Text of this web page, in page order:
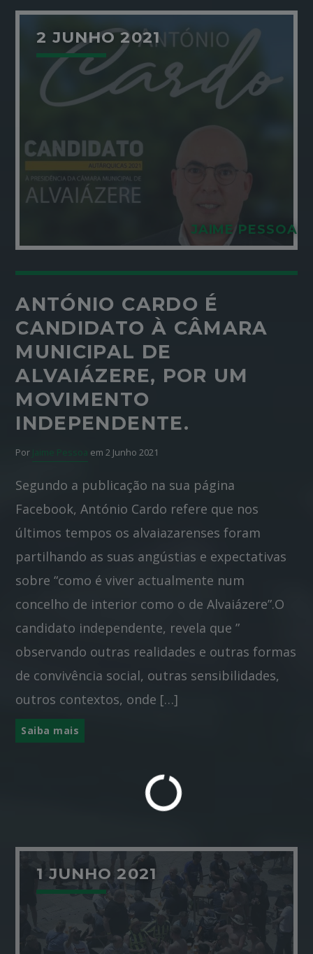
2 JUNHO 2021
JAIME PESSOA
ANTÓNIO CARDO É
CANDIDATO À CÂMARA
MUNICIPAL DE
ALVAIÁZERE, POR UM
MOVIMENTO
INDEPENDENTE.
Por Jaime Pessoa em 2 Junho 2021
Segundo a publicação na sua página
Facebook, António Cardo refere que nos
últimos tempos os alvaiazarenses foram
partilhando as suas angústias e expectativas
sobre “como é viver actualmente num
concelho de interior como o de Alvaiázere”.O
candidato independente, revela que ”
observando outras realidades e outras formas
de convivência social, outras sensibilidades,
outros contextos, onde […]
Saiba mais
1 JUNHO 2021